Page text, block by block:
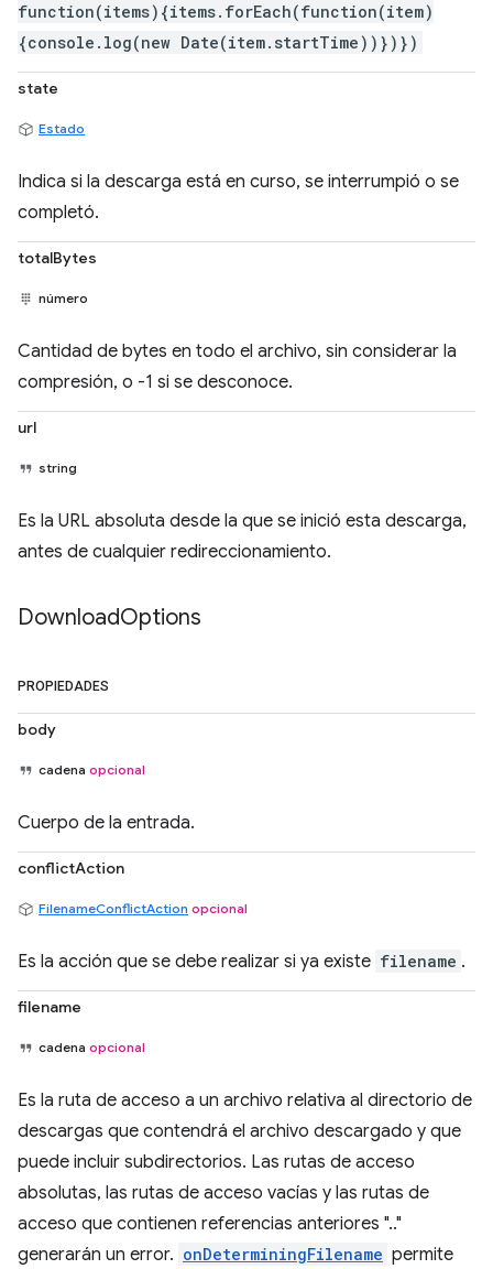
function(items){items.forEach(function(item)
{console.log(new Date(item.startTime))})})
state
Estado
Indica si la descarga está en curso, se interrumpió o se
completó.
totalBytes
número
Cantidad de bytes en todo el archivo, sin considerar la
compresión, o -1 si se desconoce.
url
string
Es la URL absoluta desde la que se inició esta descarga,
antes de cualquier redireccionamiento.
DownloadOptions
PROPIEDADES
body
cadena opcional
Cuerpo de la entrada.
conflictAction
FilenameConflictAction opcional
Es la acción que se debe realizar si ya existe filename .
filename
cadena opcional
Es la ruta de acceso a un archivo relativa al directorio de
descargas que contendrá el archivo descargado y que
puede incluir subdirectorios. Las rutas de acceso
absolutas, las rutas de acceso vacías y las rutas de
acceso que contienen referencias anteriores ".."
generarán un error. onDeterminingFilename permite